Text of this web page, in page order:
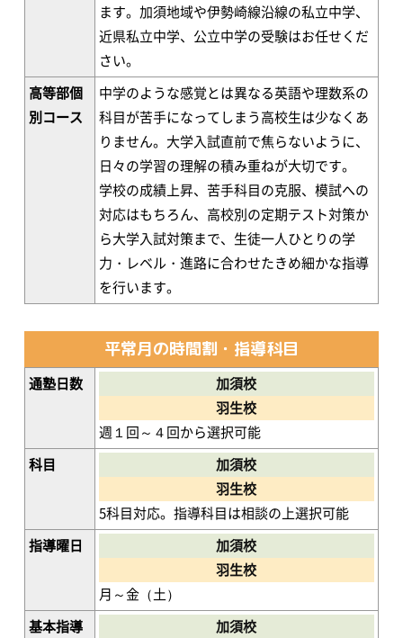
ます。加須地域や伊勢崎線沿線の私立中学、
近県私立中学、公立中学の受験はお任せくだ
さい。
高等部個
別コース
中学のような感覚とは異なる英語や理数系の
科目が苦手になってしまう高校生は少なくあ
りません。大学入試直前で焦らないように、
日々の学習の理解の積み重ねが大切です。
学校の成績上昇、苦手科目の克服、模試への
対応はもちろん、高校別の定期テスト対策か
ら大学入試対策まで、生徒一人ひとりの学
力・レベル・進路に合わせたきめ細かな指導
を行います。
平常月の時間割・指導科目
通塾日数
加須校
羽生校
週１回～４回から選択可能
科目
加須校
羽生校
5科目対応。指導科目は相談の上選択可能
指導曜日
加須校
羽生校
月～金（土）
基本指導
加須校